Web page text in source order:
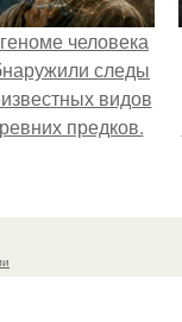
человека
следы
видов
предков.